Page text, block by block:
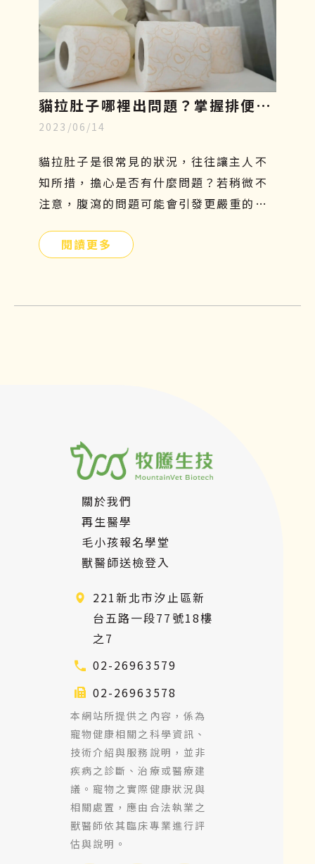
貓拉肚子哪裡出問題？掌握排便型
態、飲食與治療關鍵，重回健康活
力
2023/06/14
貓拉肚子是很常見的狀況，往往讓主人不
知所措，擔心是否有什麼問題？若稍微不
注意，腹瀉的問題可能會引發更嚴重的危
狀，找出正確的原因才能有效解決問題！
對炎性腸症的控制與改善介紹，希望可以
閱讀更多
關於我們
再生醫學
毛小孩報名學堂
獸醫師送檢登入
221新北市汐止區新
台五路一段77號18樓
之7
02-26963579
02-26963578
本網站所提供之內容，係為
寵物健康相關之科學資訊、
技術介紹與服務說明，並非
疾病之診斷、治療或醫療建
議。寵物之實際健康狀況與
相關處置，應由合法執業之
獸醫師依其臨床專業進行評
估與說明。